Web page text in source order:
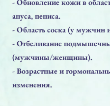
ануса, пениса.
- Область соска (у
- Отбеливание
(мужчины/женщины).
- Возрастные и
изменения.